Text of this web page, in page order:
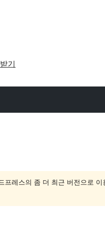
기
프레스의 좀 더 최근 버전으로